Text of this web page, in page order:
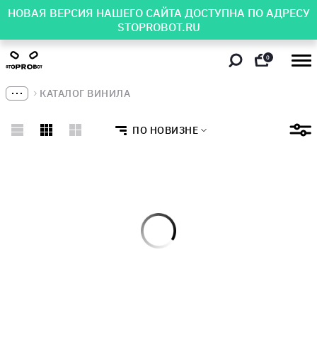
НОВАЯ ВЕРСИЯ НАШЕГО САЙТА ДОСТУПНА ПО АДРЕСУ
STOPROBOT.RU
0
КАТАЛОГ ВИНИЛА
ПО НОВИЗНЕ